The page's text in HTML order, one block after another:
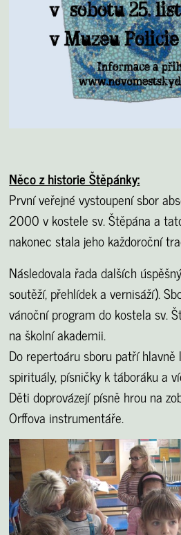
Něco z historie Štěpánky:
První veřejné vystoupení sbor
2000 v kostele sv. Štěpána a
nakonec stala jeho každoroční
Následovala řada dalších
soutěží, přehlídek a vernisáží).
vánoční program do kostela sv.
na školní akademii.
Do repertoáru sboru patří hlavně
spirituály, písničky k táboráku a
Děti doprovázejí písně hrou na
Orffova instrumentáře.